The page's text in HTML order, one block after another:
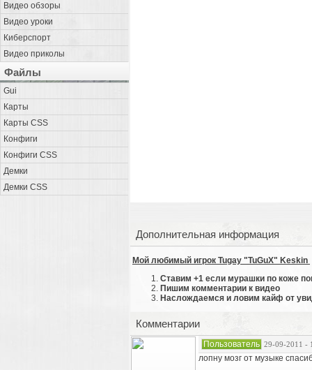
Видео обзоры
Видео уроки
Киберспорт
Видео приколы
Файлы
Gui
Карты
Карты CSS
Конфиги
Конфиги CSS
Демки
Демки CSS
Дополнительная информация
Мой любимый игрок Tugay "TuGuX" Keskin
Ставим +1 если мурашки по коже
Пишим комментарии к видео
Наслождаемся и ловим кайф от
Комментарии
Пользователь 29-09-2011 -
лопну мозг от музыке